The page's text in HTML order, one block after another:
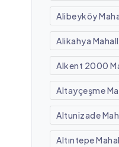
Alibeyköy
Alikahya
Alkent 2000
Altayçeşme
Altunizade
Altıntepe